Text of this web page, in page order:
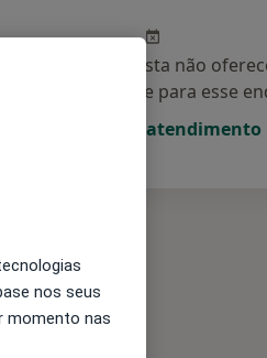
Esse especialista não
online para esse
Solicite um atendimento
nos seus
momento nas